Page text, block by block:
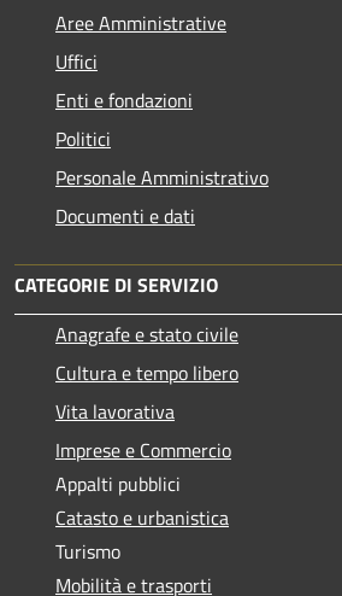
Aree Amministrative
Uffici
Enti e fondazioni
Politici
Personale Amministrativo
Documenti e dati
CATEGORIE DI SERVIZIO
Anagrafe e stato civile
Cultura e tempo libero
Vita lavorativa
Imprese e Commercio
Appalti pubblici
Catasto e urbanistica
Turismo
Mobilità e trasporti